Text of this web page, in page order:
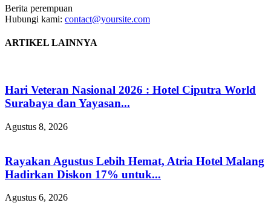
Berita perempuan
Hubungi kami: contact@yoursite.com
ARTIKEL LAINNYA
Hari Veteran Nasional 2026 : Hotel Ciputra World
Surabaya dan Yayasan...
Agustus 8, 2026
Rayakan Agustus Lebih Hemat, Atria Hotel Malang
Hadirkan Diskon 17% untuk...
Agustus 6, 2026